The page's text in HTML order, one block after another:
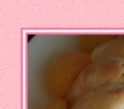
POULET
ET
VIANDE